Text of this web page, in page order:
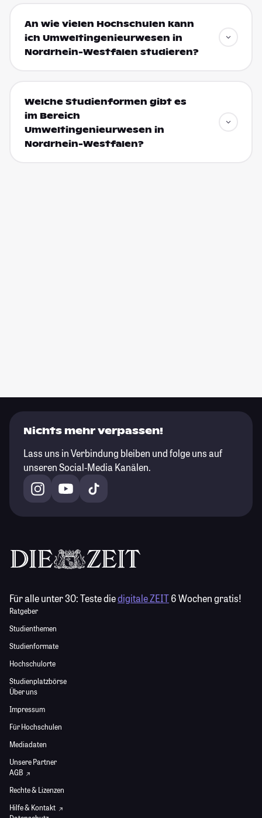
An wie vielen Hochschulen kann
ich Umweltingenieurwesen in
Nordrhein-Westfalen studieren?
Welche Studienformen gibt es
im Bereich
Umweltingenieurwesen in
Nordrhein-Westfalen?
Nichts mehr verpassen!
Lass uns in Verbindung bleiben und folge uns auf
unseren Social-Media Kanälen.
Für alle unter 30:Teste diedigitale ZEIT6 Wochen gratis!
Ratgeber
Studienthemen
Studienformate
Hochschulorte
Studienplatzbörse
Über uns
Impressum
Für Hochschulen
Mediadaten
Unsere Partner
AGB
Rechte & Lizenzen
Hilfe & Kontakt